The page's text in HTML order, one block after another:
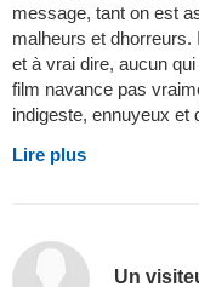
message, tant on est
malheurs et
et à vrai dire, aucun
film navance pas
indigeste, ennuyeux et
Lire plus
Un